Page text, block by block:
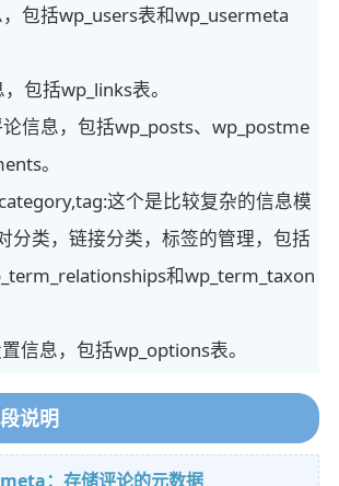
包括wp_users表和wp_usermeta
包括wp_links表。
信息，包括wp_posts、wp_postme
。
这个是比较复杂的信息模
分类，链接分类，标签的管理，包括
和wp_term_taxon
信息，包括wp_options表。
说明
：存储评论的元数据